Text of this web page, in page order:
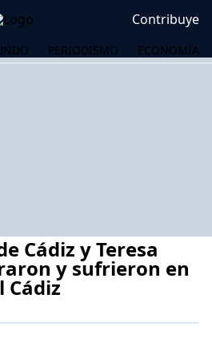
Contribuye
PERIODISMO ECONOMÍA
Cádiz y Teresa
y sufrieron en
Cádiz